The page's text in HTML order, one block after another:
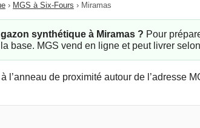
› MGS à Six-Fours › Miramas
synthétique à Miramas ? Pour
base. MGS vend en ligne et peut livrer
l’anneau de proximité autour de l’adresse